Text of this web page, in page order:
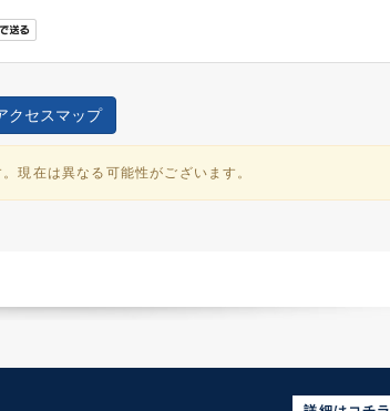
クセスマップ
現在は異なる可能性がございます。